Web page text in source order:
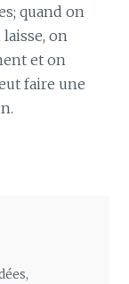
quand on
on
et on
faire une
,